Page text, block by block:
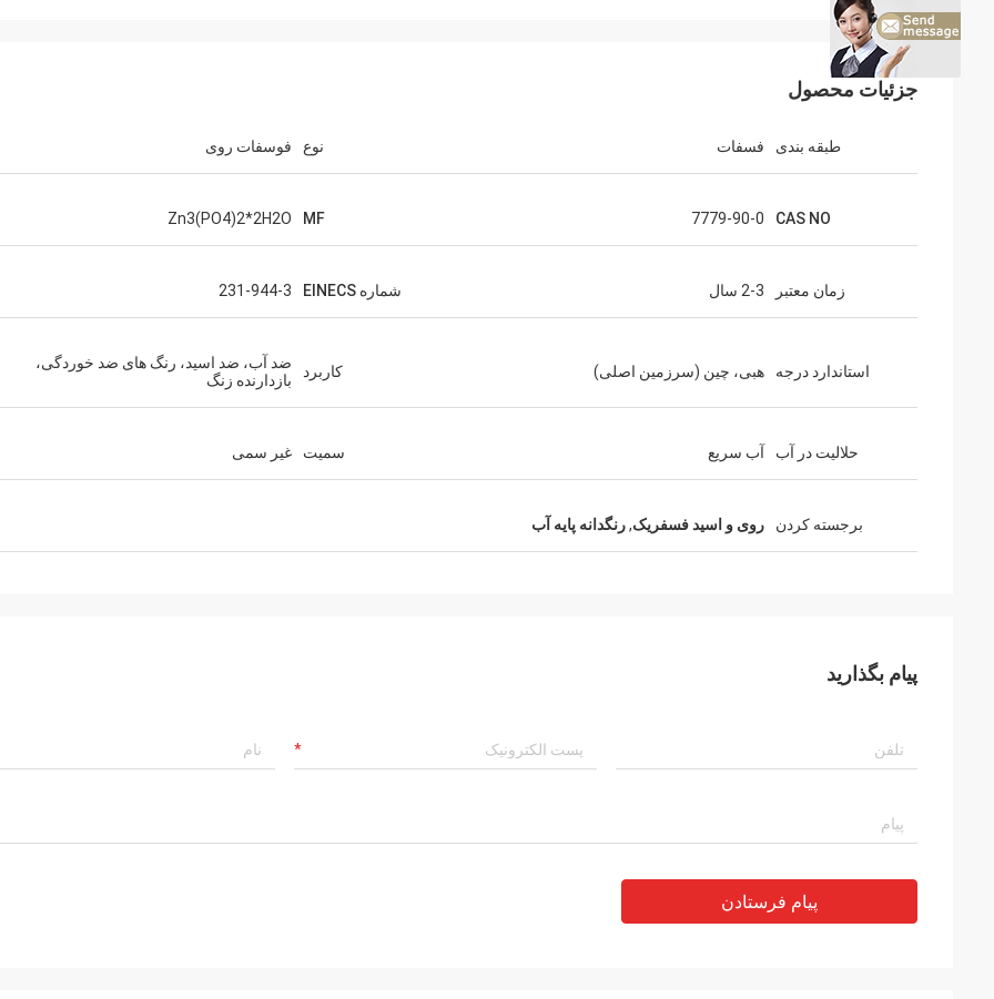
جزئیات محصول
طبقه بندی فسفات نوع فوسفات روی
CAS NO
7779-90-0
MF
Zn3(PO4)2*2H2O
زمان معتبر 2-3 سال شماره EINECS 231-944-3
استاندارد درجه هبی، چین (سرزمین اصلی) کاربرد
ضد آب، ضد اسید، رنگ های ضد خوردگی،
بازدارنده زنگ
حلالیت در آب آب سریع سمیت غیر سمی
برجسته کردن روی و اسید فسفریک,رنگدانه پایه آب
پیام بگذارید
پیام فرستادن